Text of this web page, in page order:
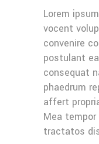
Lorem
vocent
convenire
postulant
consequat
phaedrum
affert
Mea
tractatos